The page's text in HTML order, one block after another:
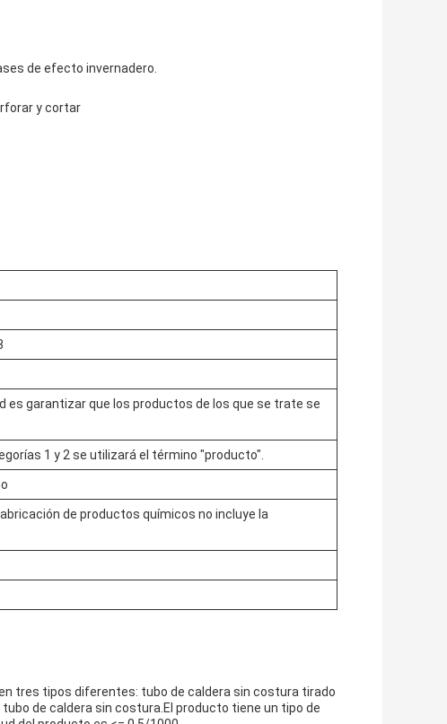
de efecto invernadero.
y cortar
es garantizar que los productos de los que se trate se
1 y 2 se utilizará el término "producto".
de productos químicos no incluye la
tres tipos diferentes: tubo de caldera sin costura tirado
de caldera sin costura.El producto tiene un tipo de